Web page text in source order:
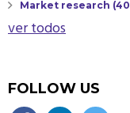
Market research
ver todos
FOLLOW US